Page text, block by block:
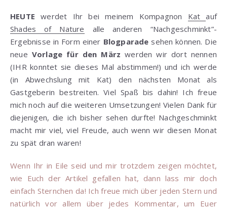
HEUTE werdet Ihr bei meinem Kompagnon Katauf
Shades of Nature alle anderen “Nachgeschminkt”-
Ergebnisse in Form einer Blogparade sehen können. Die
neue Vorlage für den Märzwerden wir dort nennen
(IHR konntet sie dieses Mal abstimmen!) und ich werde
(in Abwechslung mit Kat) den nächsten Monat als
Gastgeberin bestreiten. Viel Spaß bis dahin! Ich freue
mich noch auf die weiteren Umsetzungen! Vielen Dank für
diejenigen, die ich bisher sehen durfte! Nachgeschminkt
macht mir viel, viel Freude, auch wenn wir diesen Monat
zu spät dran waren!
Wenn Ihr in Eile seid und mir trotzdem zeigen möchtet,
wie Euch der Artikel gefallen hat, dann lass mir doch
einfach Sternchen da! Ich freue mich über jeden Stern und
natürlich vor allem über jedes Kommentar, um Euer